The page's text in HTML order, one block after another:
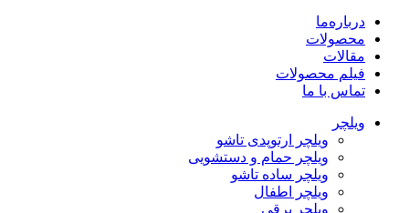
درباره‌ما
محصولات
مقالات
فیلم محصولات
تماس با ما
ویلچر
ویلچر ارتوپدی تاشو
ویلچر حمام و دستشویی
ویلچر ساده تاشو
ویلچر اطفال
ویلچر برقی